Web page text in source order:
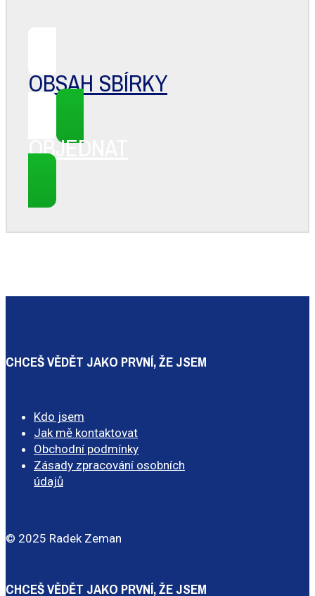
OBSAH SBÍRKY
OBJEDNAT
CHCEŠ VĚDĚT JAKO PRVNÍ, ŽE JSEM
Kdo jsem
Jak mě kontaktovat
Obchodní podmínky
Zásady zpracování osobních
údajů
© 2025 Radek Zeman
CHCEŠ VĚDĚT JAKO PRVNÍ, ŽE JSEM